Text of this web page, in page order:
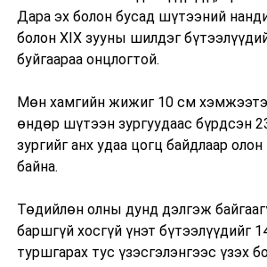
Дара эх болон бусад шүтээний
болон XIX зууны шилдэг
буйгаараа онцлогтой.
Мөн хамгийн жижиг 10 см
өндөр шүтээн зургуудаас бүрдсэн
зургийг анх удаа цогц байдлаар
байна.
Төдийлөн олны дунд дэлгэж
баршгүй хосгүй үнэт бүтээлүүдийг
туршгарах тус үзэсгэлэнгээс үзэх